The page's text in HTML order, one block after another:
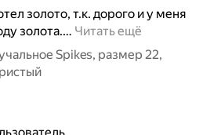
золото, т.к. дорого и у меня
золота.… Читать ещё
Spikes, размер 22,